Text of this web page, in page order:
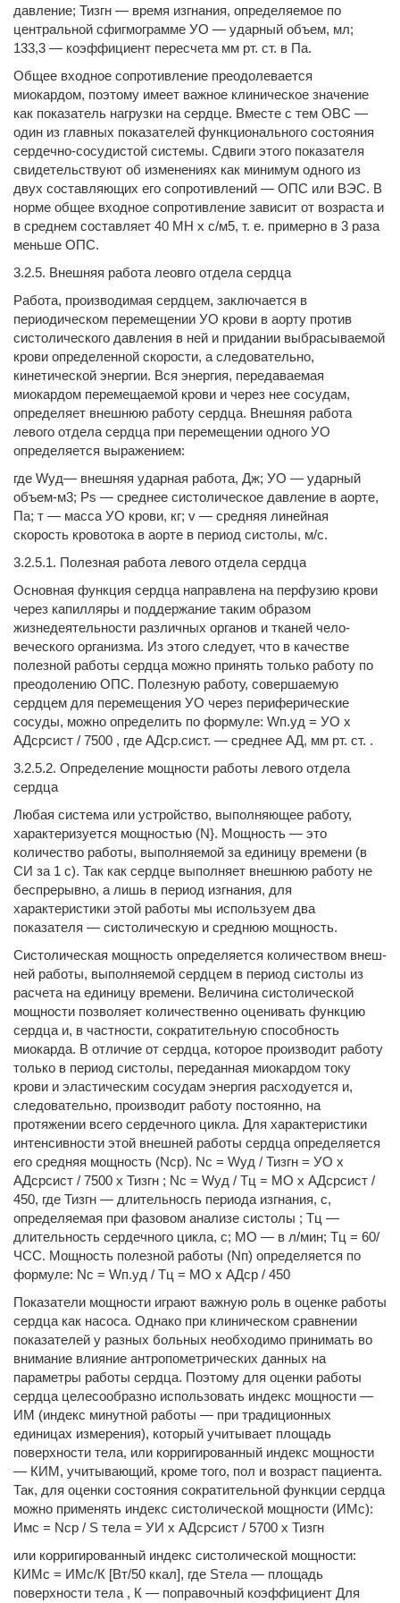
давление; Тизгн — время изгнания, определяемое по
центральной сфигмограмме УО — удар­ный объем, мл;
133,3 — коэффициент пересчета мм рт. ст. в Па.
Общее входное сопротивление преодолевается
миокардом, поэтому имеет важное клиническое значение
как показатель нагрузки на сердце. Вместе с тем ОВС —
один из главных показателей функционального состояния
сердечно-сосудистой системы. Сдвиги этого показателя
свидетельствуют об изме­нениях как минимум одного из
двух составляющих его сопро­тивлений — ОПС или ВЭС. В
норме общее входное сопротив­ление зависит от возраста и
в среднем составляет 40 МН х с/м5, т. е. примерно в 3 раза
меньше ОПС.
3.2.5. Внешняя работа леовго отдела сердца
Работа, производи­мая сердцем, заключается в
периодическом перемещении УО крови в аорту против
систолического давления в ней и прида­нии выбрасываемой
крови определенной скорости, а следо­вательно,
кинетической энергии. Вся энергия, передаваемая
миокардом перемещаемой крови и через нее сосудам,
определя­ет внешнюю работу сердца. Внешняя работа
левого отдела сердца при перемещении одного УО
определяется выраже­нием:
где Wуд— внешняя ударная работа, Дж; УО — ударный
объем-м3; Ps — среднее систолическое давление в аорте,
Па; т — масса УО крови, кг; v — средняя линейная
скорость кровотока в аорте в период систолы, м/с.
3.2.5.1. Полезная работа левого отдела сердца
Основная функция сердца направлена на перфузию крови
через капилляры и поддержание таким образом
жизнедеятельности различных органов и тканей чело­
веческого организма. Из этого следует, что в качестве
полезной работы сердца можно принять только работу по
преодолению ОПС. Полезную работу, совершаемую
сердцем для перемеще­ния УО через периферические
сосуды, можно определить по формуле: Wп.уд = УО х
АДсрсист / 7500 , где АДср.сист. — среднее АД, мм рт. ст. .
3.2.5.2. Определение мощности работы левого отдела
сердца
Любая система или устройство, выполняющее работу,
характеризуется мощностью (N}. Мощность — это
количество работы, выполняемой за единицу времени (в
СИ за 1 с). Так как сердце выполняет внешнюю работу не
бес­прерывно, а лишь в период изгнания, для
характеристики этой работы мы используем два
показателя — систолическую и среднюю мощность.
Систолическая мощность определяется количеством внеш­
ней работы, выполняемой сердцем в период систолы из
расчета на единицу времени. Величина систолической
мощности поз­воляет количественно оценивать функцию
сердца и, в частно­сти, сократительную способность
миокарда. В отличие от сердца, которое производит работу
только в период систолы, переданная миокардом току
крови и эластиче­ским сосудам энергия расходуется и,
следовательно, произво­дит работу постоянно, на
протяжении всего сердечного цикла. Для характеристики
интенсивности этой внешней работы серд­ца определяется
его средняя мощность (Ncp). Nc = Wуд / Тизгн = УО х
АДсрсист / 7500 x Тизгн ; Nc = Wуд / Тц = МО х АДсрсист /
450, где Тизгн — длительносгь периода изгнания, с,
определяе­мая при фазовом анализе систолы ; Тц —
длительность сердечного цикла, с; МО — в л/мин; Тц = 60/
ЧСС. Мощность полезной работы (Nп) опреде­ляется по
формуле: Nc = Wп.уд / Тц = МО х АДср / 450
Показатели мощности играют важную роль в оценке работы
сердца как насоса. Однако при клиническом сравнении
пока­зателей у разных больных необходимо принимать во
внимание влияние антропометрических данных на
параметры работы сердца. Поэтому для оценки работы
сердца целесообразно использовать индекс мощности —
ИМ (индекс минутной ра­боты — при традиционных
единицах измерения), который учитывает площадь
поверхности тела, или корригированный индекс мощности
— КИМ, учитывающий, кроме того, пол и возраст пациента.
Так, для оценки состояния сократительной функции сердца
можно применять индекс систолической мощ­ности (ИМс):
Имс = Nсp / S тела = УИ х АДсрсист / 5700 х Тизгн
или корригированный индекс систолической мощности:
КИМс = ИМс/К [Вт/50 ккал], где Sтела — площадь
поверхности тела , К — попра­вочный коэффициент Для